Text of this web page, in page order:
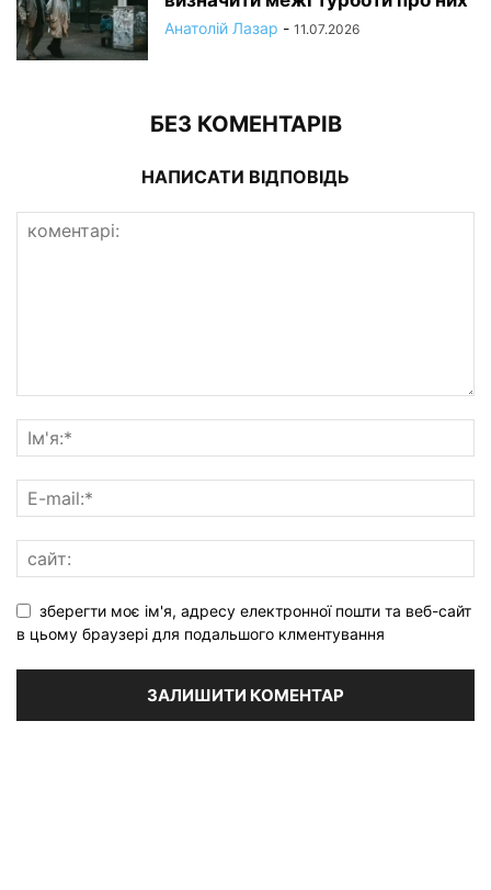
Анатолій Лазар - 11.07.2026
БЕЗ КОМЕНТАРІВ
НАПИСАТИ ВІДПОВІДЬ
зберегти моє ім'я, адресу електронної пошти та веб-сайт
в цьому браузері для подальшого клментування